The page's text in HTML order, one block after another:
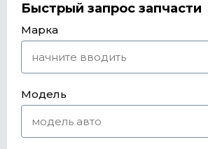
Быстрый запрос запчасти
Марка
Модель